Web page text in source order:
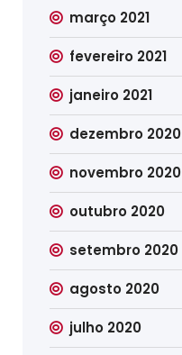
março 2021
fevereiro 2021
janeiro 2021
dezembro 2020
novembro 2020
outubro 2020
setembro 2020
agosto 2020
julho 2020